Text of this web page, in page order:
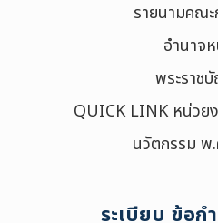
รายนามคณ
อำนาจ
พระรา
QUICK LINK หน่วย
นวัตกรรม พ
ระเบียบ ข้อก